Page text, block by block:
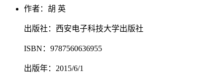
作者：胡 英
出版社：西安电子科技大学出版社
ISBN：9787560636955
出版年：2015/6/1